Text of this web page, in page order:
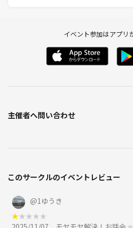
イベント参加はアプリ
主催者へ問い合わせ
このサークルのイベントレビュー
@1ゆうき
★★★★★